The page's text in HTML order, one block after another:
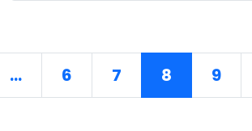
... 6 7 8 9